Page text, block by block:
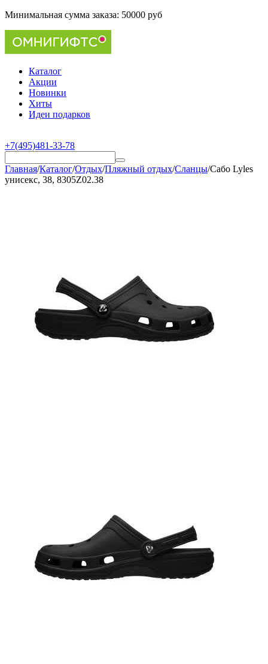
Минимальная сумма заказа: 50000 руб
Каталог
Акции
Новинки
Хиты
Идеи подарков
+7(495)481-33-78
Главная/Каталог/Отдых/Пляжный отдых/Сланцы/Сабо Lyles
унисекс, 38, 8305Z02.38